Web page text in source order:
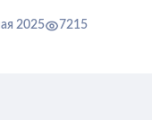
2025 7215